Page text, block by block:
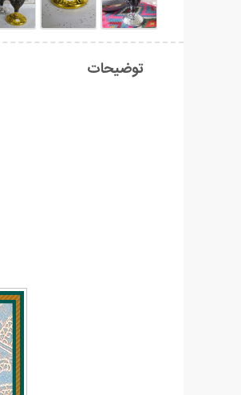
توضیحات